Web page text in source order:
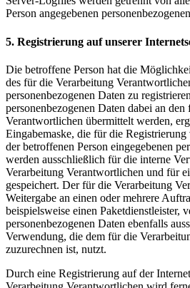
Person angegebenen
5. Registrierung auf unserer
Die betroffene Person hat die
des für die Verarbeitung
personenbezogenen Daten zu
personenbezogenen Daten dabei an
Verantwortlichen übermittelt werden,
Eingabemaske, die für die
der betroffenen Person eingegebenen
werden ausschließlich für die interne
Verarbeitung Verantwortlichen und für
gespeichert. Der für die Verarbeitung
Weitergabe an einen oder mehrere
beispielsweise einen Paketdienstleister,
personenbezogenen Daten ebenfalls
Verwendung, die dem für die
zuzurechnen ist, nutzt.
Durch eine Registrierung auf der